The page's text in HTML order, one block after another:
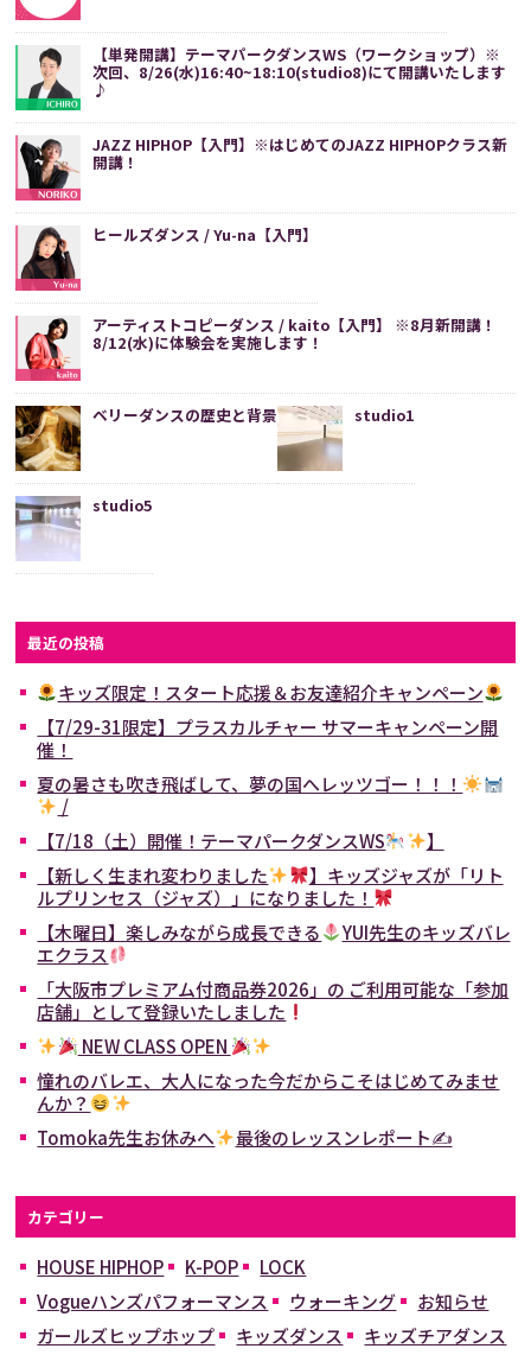
【単発開講】テーマパークダンスWS（ワークショップ）※
次回、8/26(水)16:40~18:10(studio8)にて開講いたします
♪
JAZZ HIPHOP【入門】※はじめてのJAZZ HIPHOPクラス新
開講！
ヒールズダンス / Yu-na【入門】
アーティストコピーダンス / kaito【入門】 ※8月新開講！
8/12(水)に体験会を実施します！
ベリーダンスの歴史と背景 studio1
studio5
最近の投稿
キッズ限定！スタート応援＆お友達紹介キャンペーン
【7/29-31限定】プラスカルチャー サマーキャンペーン開
催！
夏の暑さも吹き飛ばして、夢の国へレッツゴー！！！
/
【7/18（土）開催！テーマパークダンスWS
】
【新しく生まれ変わりました
】キッズジャズが「リト
ルプリンセス（ジャズ）」になりました！
【木曜日】楽しみながら成長できる
YUI先生のキッズバレ
エクラス
「大阪市プレミアム付商品券2026」の ご利用可能な「参加
店舗」として登録いたしました
NEW CLASS OPEN
憧れのバレエ、大人になった今だからこそはじめてみませ
んか？
Tomoka先生お休みへ
最後のレッスンレポート✍
カテゴリー
HOUSE HIPHOP K-POP
LOCK
Vogueハンズパフォーマンス
ウォーキング
お知らせ
ガールズヒップホップ
キッズダンス
キッズチアダンス